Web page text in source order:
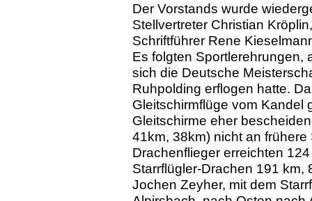
Der Vorstands wurde
Stellvertreter Christian
Schriftführer Rene
Es folgten Sportlerehrungen,
sich die Deutsche
Ruhpolding erflogen hatte.
Gleitschirmflüge vom Kandel
Gleitschirme eher
41km, 38km) nicht an
Drachenflieger erreichten
Starrflügler-Drachen 191 km,
Jochen Zeyher, mit dem